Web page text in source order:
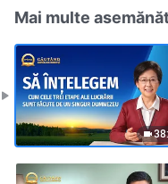
Mai multe